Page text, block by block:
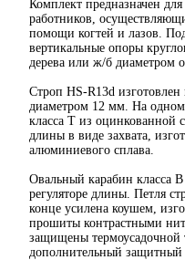
Комплект предназначен
работников,
помощи когтей и лазов.
вертикальные опоры
дерева или ж/б диаметром
Строп HS-R13d
диаметром 12 мм. На одном
класса Т из оцинкованной
длины в виде захвата,
алюминиевого сплава.
Овальный карабин класса
регуляторе длины. Петля
конце усилена коушем,
прошиты контрастными
защищены
дополнительный защитный